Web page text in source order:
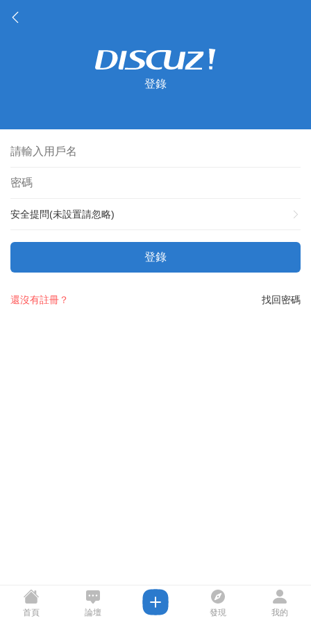
登錄
安全提問(未設置請忽略)
登錄
找回密碼
還沒有註冊？
首頁 論壇 發現 我的